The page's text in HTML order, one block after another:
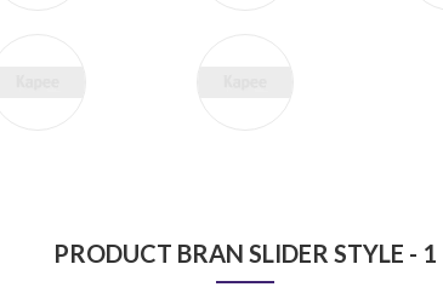
PRODUCT BRAN SLIDER STYLE - 1